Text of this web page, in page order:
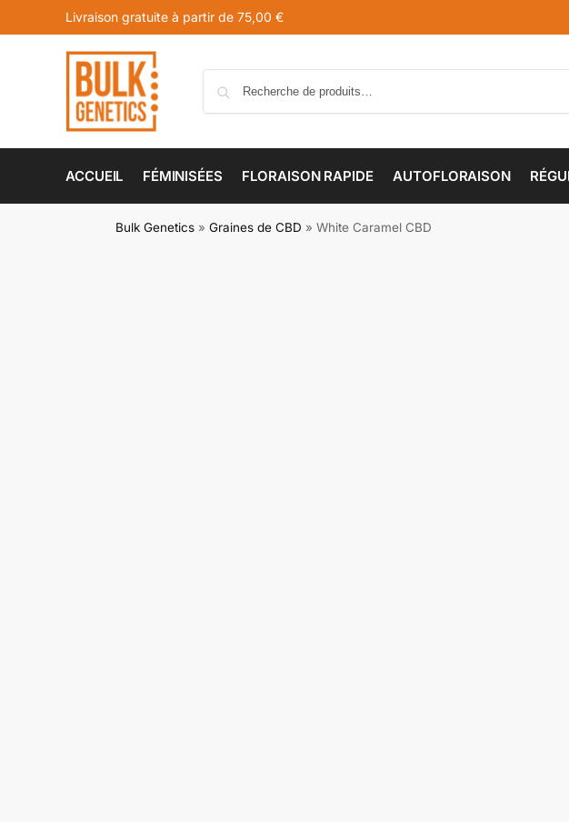
Livraison gratuite à partir de 75,00 €
ACCUEIL FÉMINISÉES FLORAISON RAPIDE AUTOFLORAISON
Bulk Genetics »Graines de CBD »White Caramel CBD